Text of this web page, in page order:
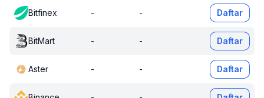
Bitfinex - - Daftar
BitMart - - Daftar
Aster - - Daftar